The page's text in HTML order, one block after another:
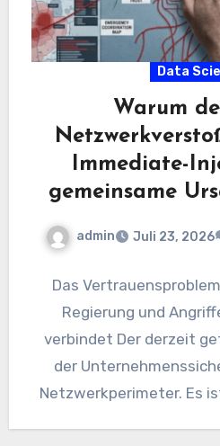
Data
Warum
Immediate-
gemeinsame
admin Juli 23, 2026
Das
Regierung und
verbindet Der derzeit
der
Netzwerkperimeter. Es